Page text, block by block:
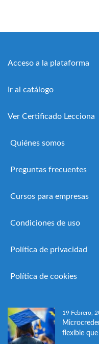
Acceso a la plataforma
Ir al catálogo
Ver Certificado Lecciona
Quiénes somos
Preguntas frecuentes
Cursos para empresas
Condiciones de uso
Política de privacidad
Política de cookies
19 Febrero,
flexible